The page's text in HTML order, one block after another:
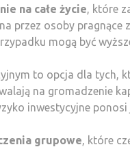
na całe życie, które
przez osoby pragnące
mogą być
to opcja dla tych,
na gromadzenie
inwestycyjne
grupowe, które